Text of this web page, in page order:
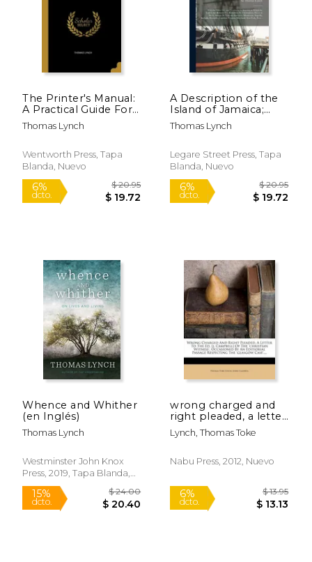
dcto. $ 13.56 dcto.
The Printer's Manual:
A Practical Guide For
Compositors And
Pressmen (en Inglés)
Thomas Lynch
Wentworth Press, Tapa
Blanda, Nuevo
6%
dcto. $ 19.72
A Description of the
Island of Jamaica;
With the Other Isles
and Territories in
the English Are
Related, Viz.
(en Inglés)
Thomas Lynch
Legare Street Press, Tapa
Blanda, Nuevo
6%
dcto. $
Whence and Whither
(en Inglés)
Thomas Lynch
Westminster John Knox
Press, 2019, Tapa Blanda,
Nuevo
wrong charged and
right pleaded, a letter
to the ed. [j.
campbell] of the
occasioned by an
(en Inglés)
Lynch, Thomas Toke
Nabu Press, 2012, Nuevo